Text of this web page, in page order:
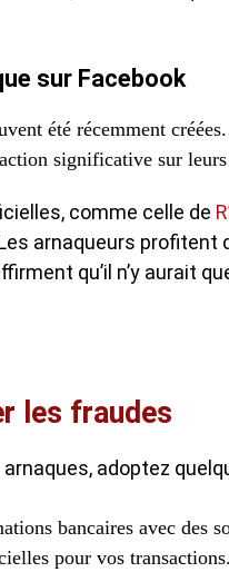
sur Facebook
été récemment créées.
significative sur
comme celle de
arnaqueurs profitent
qu’il n’y aurait
les fraudes
adoptez
bancaires avec des
pour vos transactions.